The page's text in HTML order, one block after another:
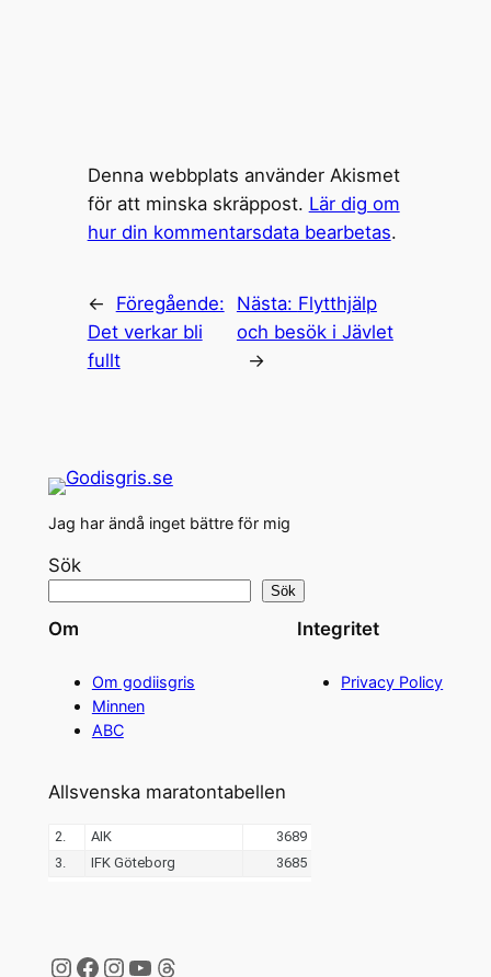
Denna webbplats använder Akismet
för att minska skräppost. Lär dig om
hur din kommentarsdata bearbetas.
←
Föregående:
Det verkar bli
fullt
Nästa: Flytthjälp
och besök i Jävlet
→
Jag har ändå inget bättre för mig
Sök
Sök
Om
Om godiisgris
Minnen
ABC
Integritet
Privacy Policy
Allsvenska maratontabellen
Instagram
Facebook
Instagram
YouTube
Threads